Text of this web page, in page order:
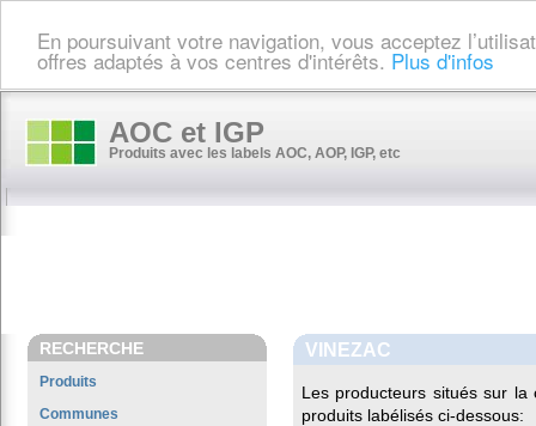
En poursuivant votre navigation, vous acceptez
offres adaptés à vos centres d'intérêts. Plus d'infos
AOC et IGP
Produits avec les labels AOC, AOP, IGP, etc
RECHERCHE
Produits
Communes
VINEZAC
Les producteurs situés sur
produits labélisés ci-dessous: